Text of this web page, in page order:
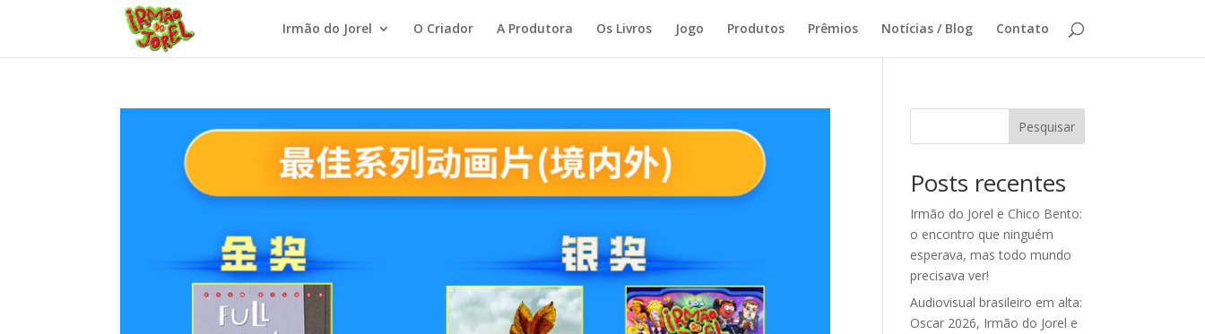
Irmão do Jorel O Criador A Produtora Os Livros Jogo Produtos Prêmios Notícias / Blog Contato
Pesquisar
Posts recentes
Irmão do Jorel e Chico Bento:
o encontro que ninguém
esperava, mas todo mundo
precisava ver!
Audiovisual brasileiro em alta:
Oscar 2026, Irmão do Jorel e